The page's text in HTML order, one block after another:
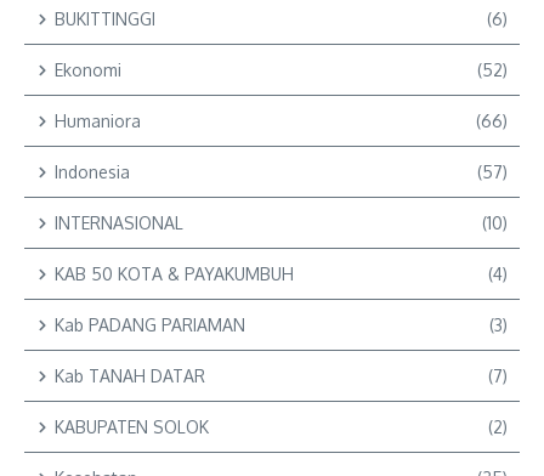
BUKITTINGGI (6)
Ekonomi (52)
Humaniora (66)
Indonesia (57)
INTERNASIONAL (10)
KAB 50 KOTA & PAYAKUMBUH (4)
Kab PADANG PARIAMAN (3)
Kab TANAH DATAR (7)
KABUPATEN SOLOK (2)